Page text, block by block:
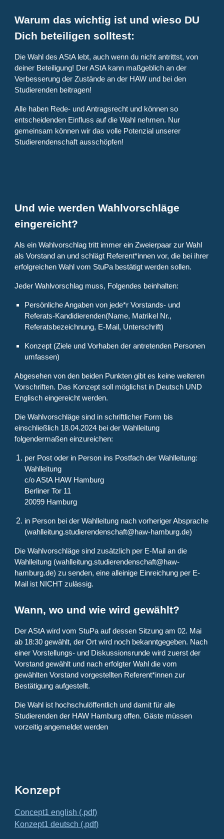
Warum das wichtig ist und wieso DU
Dich beteiligen solltest:
Die Wahl des AStA lebt, auch wenn du nicht antrittst, von
deiner Beteiligung! Der AStA kann maßgeblich an der
Verbesserung der Zustände an der HAW und bei den
Studierenden beitragen!
Alle haben Rede- und Antragsrecht und können so
entscheidenden Einfluss auf die Wahl nehmen. Nur
gemeinsam können wir das volle Potenzial unserer
Studierendenschaft ausschöpfen!
Und wie werden Wahlvorschläge
eingereicht?
Als ein Wahlvorschlag tritt immer ein Zweierpaar zur Wahl
als Vorstand an und schlägt Referent*innen vor, die bei ihrer
erfolgreichen Wahl vom StuPa bestätigt werden sollen.
Jeder Wahlvorschlag muss, Folgendes beinhalten:
Persönliche Angaben von jede*r Vorstands- und
Referats-Kandidierenden(Name, Matrikel Nr.,
Referatsbezeichnung, E-Mail, Unterschrift)
Konzept (Ziele und Vorhaben der antretenden Personen
umfassen)
Abgesehen von den beiden Punkten gibt es keine weiteren
Vorschriften. Das Konzept soll möglichst in Deutsch UND
Englisch eingereicht werden.
Die Wahlvorschläge sind in schriftlicher Form bis
einschließlich 18.04.2024 bei der Wahlleitung
folgendermaßen einzureichen:
per Post oder in Person ins Postfach der Wahlleitung:
Wahlleitung
c/o AStA HAW Hamburg
Berliner Tor 11
20099 Hamburg
in Person bei der Wahlleitung nach vorheriger Absprache
(wahlleitung.studierendenschaft@haw-hamburg.de)
Die Wahlvorschläge sind zusätzlich per E-Mail an die
Wahlleitung (wahlleitung.studierendenschaft@haw-
hamburg.de) zu senden, eine alleinige Einreichung per E-
Mail ist NICHT zulässig.
Wann, wo und wie wird gewählt?
Der AStA wird vom StuPa auf dessen Sitzung am 02. Mai
ab 18:30 gewählt, der Ort wird noch bekanntgegeben. Nach
einer Vorstellungs- und Diskussionsrunde wird zuerst der
Vorstand gewählt und nach erfolgter Wahl die vom
gewählten Vorstand vorgestellten Referent*innen zur
Bestätigung aufgestellt.
Die Wahl ist hochschulöffentlich und damit für alle
Studierenden der HAW Hamburg offen. Gäste müssen
vorzeitig angemeldet werden
Konzept
Concept1 english (.pdf)
Konzept1 deutsch (.pdf)